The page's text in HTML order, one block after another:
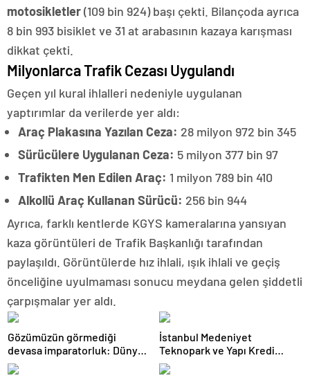
motosikletler(109 bin 924) başı çekti. Bilançoda ayrıca
8 bin 993 bisiklet ve 31 at arabasının kazaya karışması
dikkat çekti.
Milyonlarca Trafik Cezası Uygulandı
Geçen yıl kural ihlalleri nedeniyle uygulanan
yaptırımlar da verilerde yer aldı:
Araç Plakasına Yazılan Ceza: 28 milyon 972 bin 345
Sürücülere Uygulanan Ceza: 5 milyon 377 bin 97
Trafikten Men Edilen Araç: 1 milyon 789 bin 410
Alkollü Araç Kullanan Sürücü: 256 bin 944
Ayrıca, farklı kentlerde KGYS kameralarına yansıyan
kaza görüntüleri de Trafik Başkanlığı tarafından
paylaşıldı. Görüntülerde hız ihlali, ışık ihlali ve geçiş
önceliğine uyulmaması sonucu meydana gelen şiddetli
çarpışmalar yer aldı.
Gözümüzün görmediği
devasa imparatorluk: Dünya
gerçekten mantarların mı?
İstanbul Medeniyet
Teknopark ve Yapı Kredi
FRWRD’den açık inovasyon